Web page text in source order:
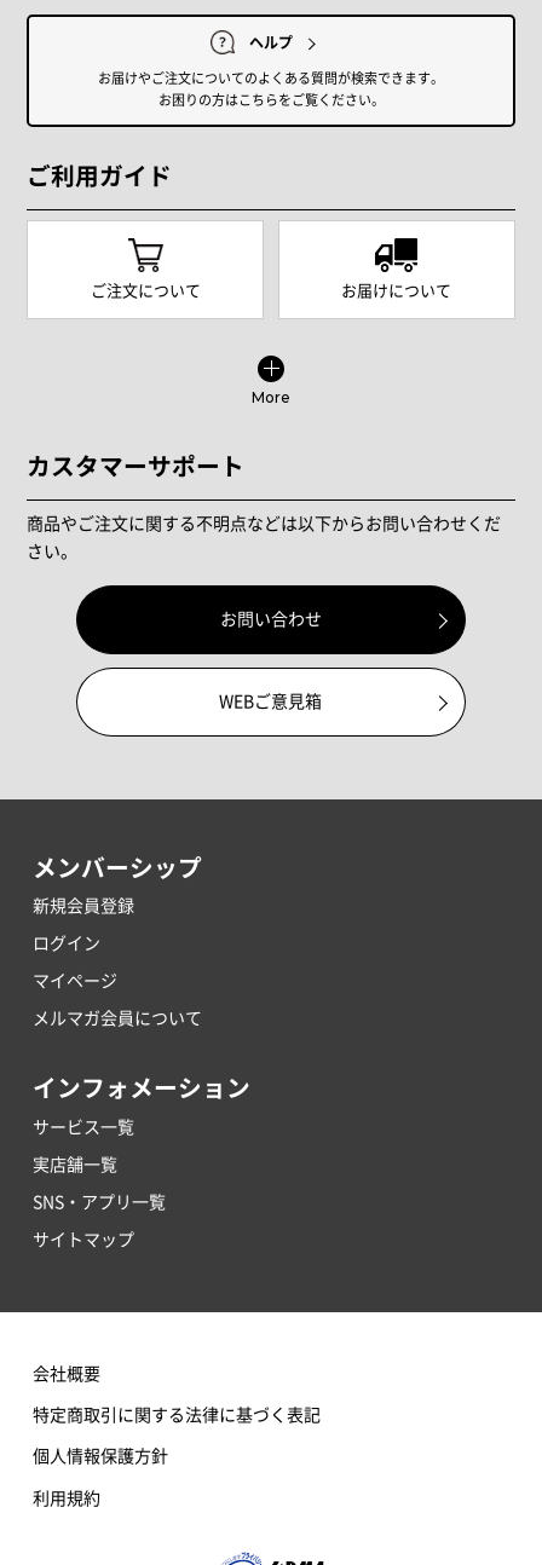
ヘルプ
お届けやご注文についてのよくある質問が検索できます。
お困りの方はこちらをご覧ください。
ご利用ガイド
ご注文について お届けについて
More
カスタマーサポート
商品やご注文に関する不明点などは以下からお問い合わせくだ
さい。
お問い合わせ
WEBご意見箱
メンバーシップ
新規会員登録
ログイン
マイページ
メルマガ会員について
インフォメーション
サービス一覧
実店舗一覧
SNS・アプリ一覧
サイトマップ
会社概要
特定商取引に関する法律に基づく表記
個人情報保護方針
利用規約